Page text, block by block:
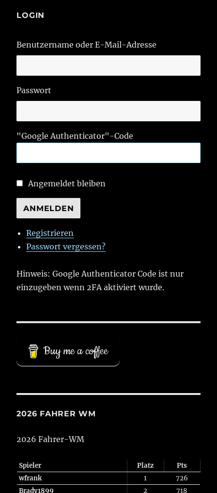
LOGIN
Benutzername oder E-Mail-Adresse
Passwort
"Google Authenticator"-Code
Angemeldet bleiben
ANMELDEN
Registrieren
Passwort vergessen?
Hinweis: Google Authenticator Code ist nur
einzugeben wenn 2FA aktiviert wurde.
Buy me a coffee
2026 FAHRER WM
2026 Fahrer-WM
Spieler Platz
Pts
wfrank
1
726
Brady1899
2 718